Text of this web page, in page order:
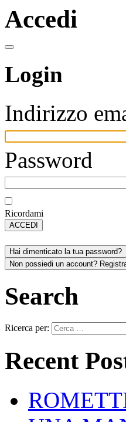
Accedi
Login
Indirizzo
Password
Ricordami
ACCEDI
Hai dimenticato la tua password?
Non possiedi un account?
Search
Ricerca per:
Recent